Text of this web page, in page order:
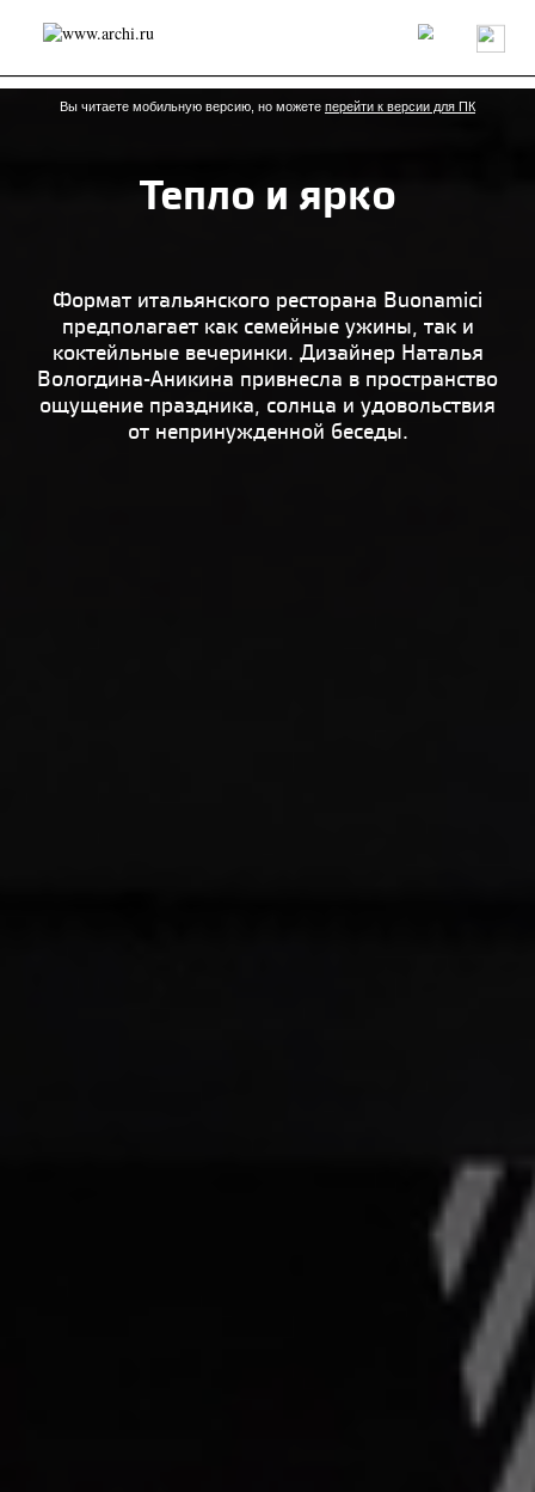
Россия Мир Технологии Интерьер Пресса
Архитекторы
Проекты
Конкурсы События Книги Вакансии
Анонсы конкурсов
Блог
Исследование
Дизайн
Иностранцы в России
Интерьер
Книги
Наследие Образование
Урбанистика
Эко
Вы читаете мобильную версию, но можете перейти к версии для ПК
Тепло и ярко
Формат итальянского ресторана Buonamici
предполагает как семейные ужины, так и
коктейльные вечеринки. Дизайнер Наталья
Вологдина-Аникина привнесла в пространство
ощущение праздника, солнца и удовольствия
от непринужденной беседы.